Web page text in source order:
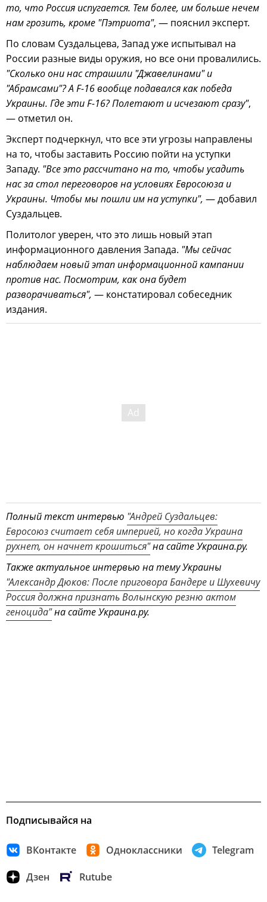
то, что Россия испугается. Тем более, им больше нечем
нам грозить, кроме "Пэтриота", — пояснил эксперт.
По словам Суздальцева, Запад уже испытывал на
России разные виды оружия, но все они провалились.
"Сколько они нас страшили "Джавелинами" и
"Абрамсами"? А F-16 вообще подавался как победа
Украины. Где эти F-16? Полетают и исчезают сразу",
— отметил он.
Эксперт подчеркнул, что все эти угрозы направлены
на то, чтобы заставить Россию пойти на уступки
Западу. "Все это рассчитано на то, чтобы усадить
нас за стол переговоров на условиях Евросоюза и
Украины. Чтобы мы пошли им на уступки", — добавил
Суздальцев.
Политолог уверен, что это лишь новый этап
информационного давления Запада. "Мы сейчас
наблюдаем новый этап информационной кампании
против нас. Посмотрим, как она будет
разворачиваться", — констатировал собеседник
издания.
Полный текст интервью "Андрей Суздальцев:
Евросоюз считает себя империей, но когда Украина
рухнет, он начнет крошиться"на сайте Украина.ру.
Также актуальное интервью на тему Украины
"Александр Дюков: После приговора Бандере и Шухевичу
Россия должна признать Волынскую резню актом
геноцида"на сайте Украина.ру.
Подписывайся на
ВКонтакте Одноклассники Telegram
Дзен Rutube